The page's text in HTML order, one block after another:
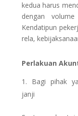
kedua harus
dengan volume
Kendatipun
rela,
Perlakuan
Bagi pihak
janji